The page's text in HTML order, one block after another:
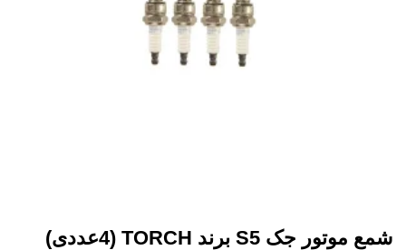
شمع موتور جک S5 برند TORCH (4عددی)